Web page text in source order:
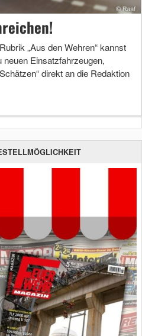
„Aus den Wehren“ kannst
Einsatzfahrzeugen,
direkt an die Redaktion